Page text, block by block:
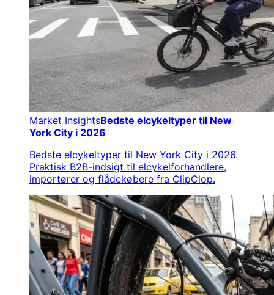
Market InsightsBedste elcykeltyper til New
York City i 2026
Bedste elcykeltyper til New York City i 2026.
Praktisk B2B-indsigt til elcykelforhandlere,
importører og flådekøbere fra ClipClop.